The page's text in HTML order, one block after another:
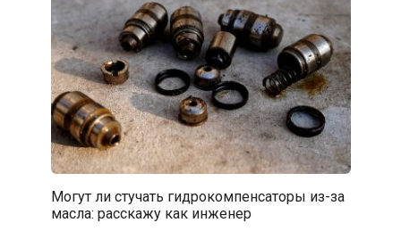
Могут ли стучать гидрокомпенсаторы из-за
масла: расскажу как инженер